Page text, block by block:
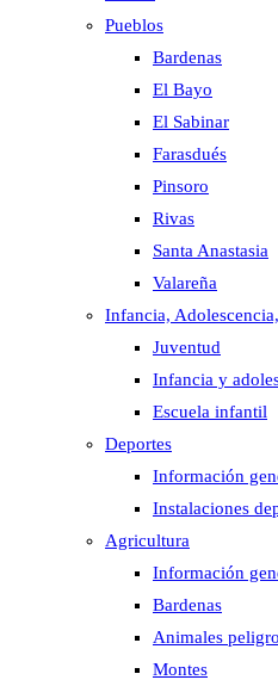
Pueblos
Bardenas
El Bayo
El Sabinar
Farasdués
Pinsoro
Rivas
Santa Anastasia
Valareña
Infancia,
Juventud
Infancia y
Escuela infantil
Deportes
Información
Instalaciones
Agricultura
Información
Bardenas
Animales
Montes